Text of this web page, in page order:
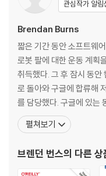
_2.1 목표
_2.2 개발 클러스터 구축
_2.3 여러 개발자가 사용할
__2.3.1 유저 온보딩
__2.3.2 네임스페이스 생성
__2.3.3 네임스페이스 관리
_2.4 개발자 워크플로 활성화
__2.4.2 액티브한 개발 환경
__2.4.3 테스팅과 디버깅
관심작가 알림
Brendan Burns
짧은 기간 동안 소프트웨
로봇 팔에 대한 운동 계획
취득했다. 그 후 잠시 동안
로 돌아와 구글에 합류해
를 담당했다. 구글에 있
키(Craig McLuckie) 와
현재 마이크로소프트 애
스 오픈 소스 프로젝트의
펼쳐보기
브렌던 번스의 다른 상